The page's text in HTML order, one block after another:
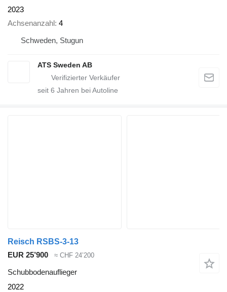
2023
Achsenanzahl 4
Schweden, Stugun
ATS Sweden AB
seit 6 Jahren bei Autoline
Reisch RSBS-3-13
EUR 25’900
≈ CHF 24’200
Schubbodenauflieger
2022